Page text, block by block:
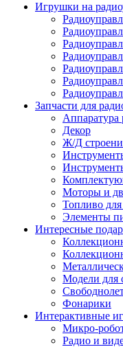
Игрушки на
Запчасти для
Аппаратура
Декор
Ж/Д
Моторы и
Топливо для
Элементы
Интересные
Модели для
Фонарики
Интерактивные
Микро-
Радио и